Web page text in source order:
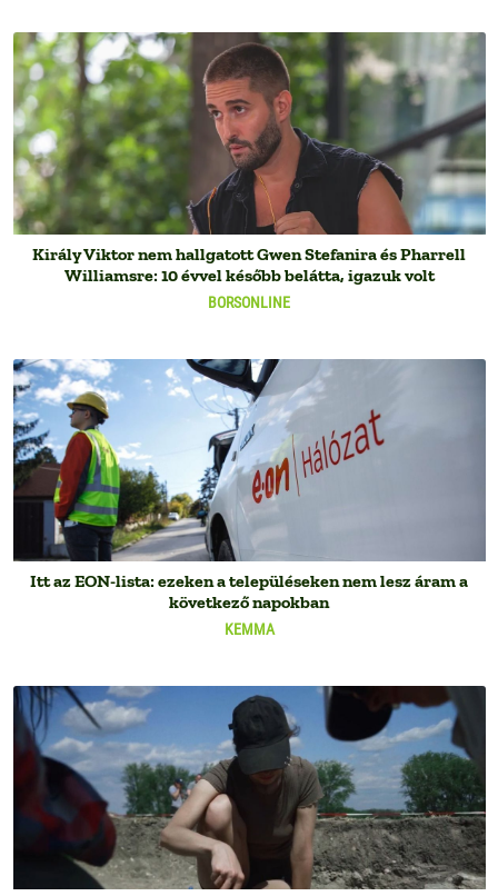
BORSONLINE
Király Viktor nem hallgatott Gwen Stefanira és Pharrell
Williamsre: 10 évvel később belátta, igazuk volt
KEMMA
Itt az EON-lista: ezeken a településeken nem lesz áram a
következő napokban